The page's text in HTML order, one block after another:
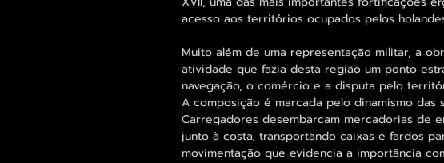
acesso aos territórios ocupados pelos
Muito além de uma representação militar, a
atividade que fazia desta região um ponto
navegação, o comércio e a disputa pelo
A composição é marcada pelo dinamismo das
Carregadores desembarcam mercadorias de
junto à costa, transportando caixas e fardos
movimentação que evidencia a importância